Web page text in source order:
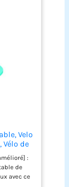
Velo
Vélo de
avec
Pour
Max
:
de
avec ce